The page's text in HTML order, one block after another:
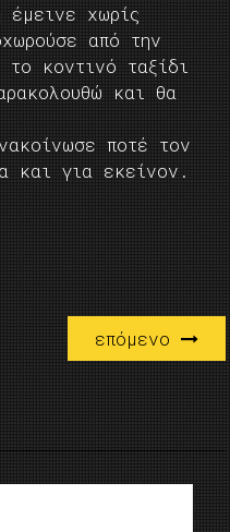
χωρίς
από την
κοντινό ταξίδι
και θα
ποτέ τον
και για εκείνον.
επόμενο